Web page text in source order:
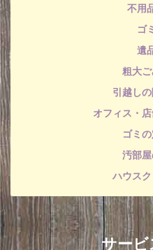
不用
ゴ
遺
粗大
引越し
オフィス・
ゴミ
汚部
ハウス
サー